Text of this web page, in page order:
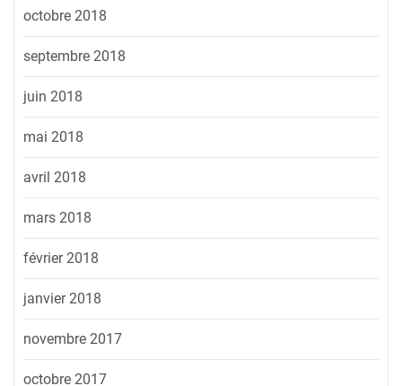
octobre 2018
septembre 2018
juin 2018
mai 2018
avril 2018
mars 2018
février 2018
janvier 2018
novembre 2017
octobre 2017